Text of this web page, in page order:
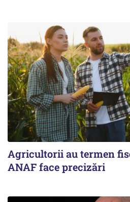
Agricultorii au termen
ANAF face precizări